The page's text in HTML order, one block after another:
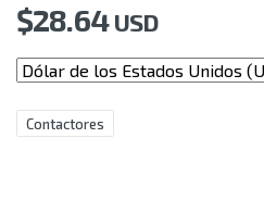
$28.64USD
Contactores